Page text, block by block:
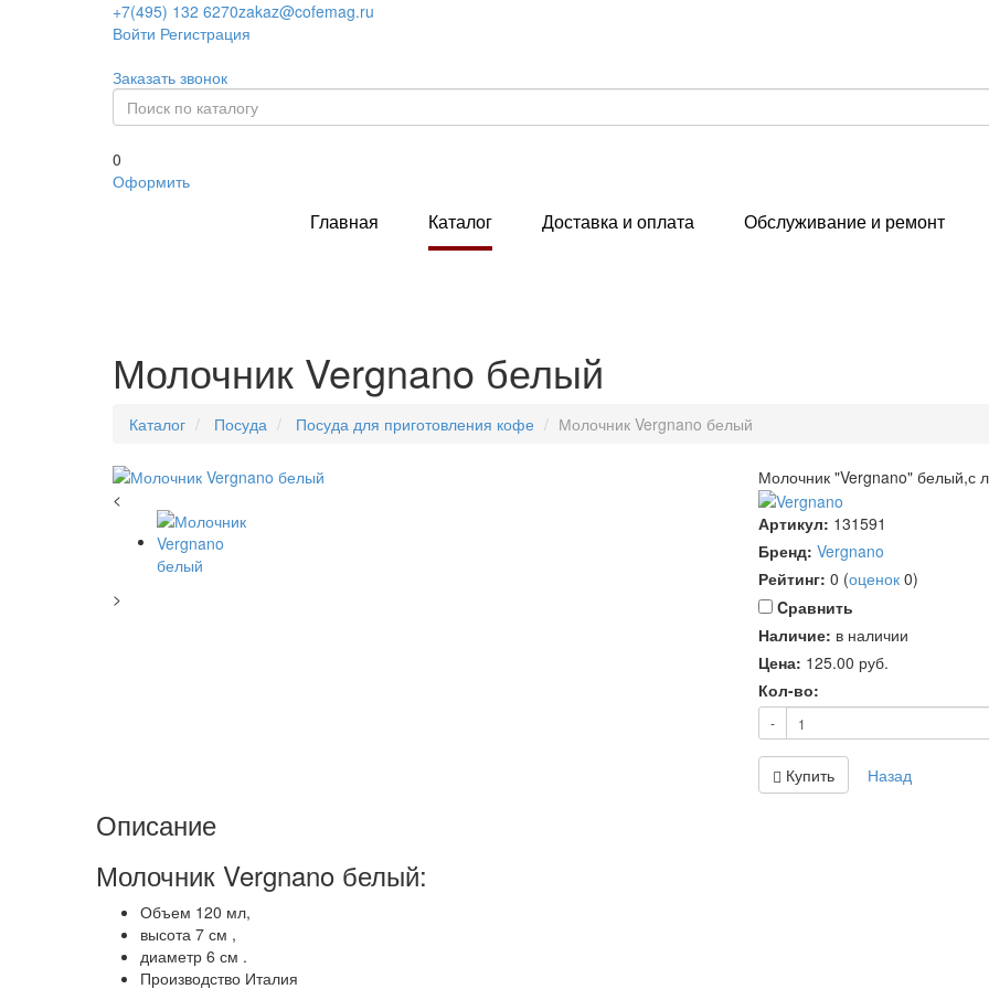
+7(495) 132 6270zakaz@cofemag.ru
Войти Регистрация
Заказать звонок
0
Оформить
Главная Каталог Доставка и оплата Обслуживание и ремонт
Молочник Vergnano белый
Каталог Посуда Посуда для приготовления кофе Молочник Vergnano белый
<
>
Молочник "Vergnano" белый,с
Артикул: 131591
Бренд: Vergnano
Рейтинг: 0 (оценок 0)
Cравнить
Наличие: в наличии
Цена: 125.00 руб.
Кол-во:
-
Купить Назад
Описание
Молочник Vergnano белый:
Объем 120 мл,
высота 7 см ,
диаметр 6 см .
Производство Италия